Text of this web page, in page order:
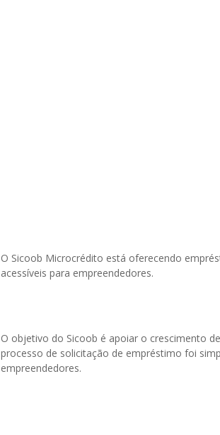
O Sicoob Microcrédito está oferecendo
acessíveis para empreendedores.
O objetivo do Sicoob é apoiar o crescimento
processo de solicitação de empréstimo foi
empreendedores.